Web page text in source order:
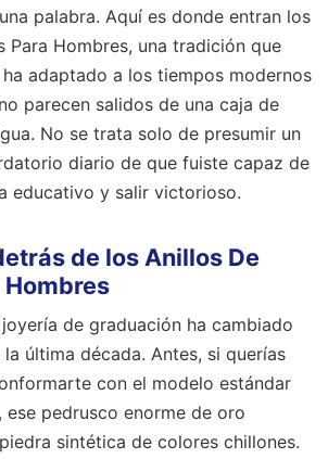
palabra. Aquí es donde entran los
Para Hombres, una tradición que
adaptado a los tiempos modernos
parecen salidos de una caja de
No se trata solo de presumir un
diario de que fuiste capaz de
educativo y salir victorioso.
de los Anillos De
Hombres
de graduación ha cambiado
última década. Antes, si querías
con el modelo estándar
ese pedrusco enorme de oro
sintética de colores chillones.